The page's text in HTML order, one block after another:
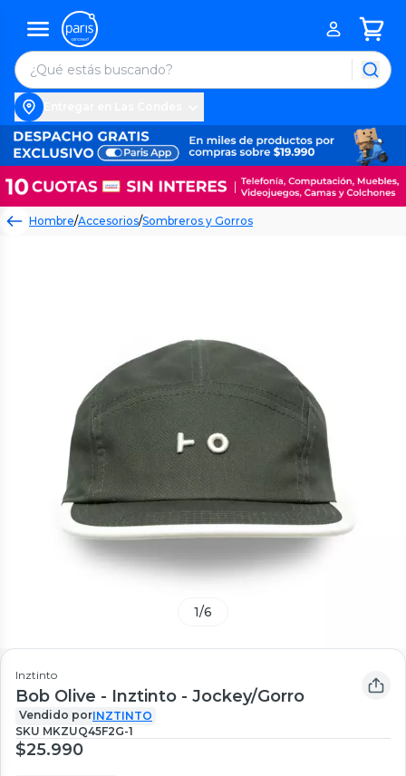
Hombre/Accesorios/Sombreros y Gorros
1/6
Inztinto
Bob Olive - Inztinto - Jockey/Gorro
Vendido porINZTINTO
SKU MKZUQ45F2G-1
$25.990